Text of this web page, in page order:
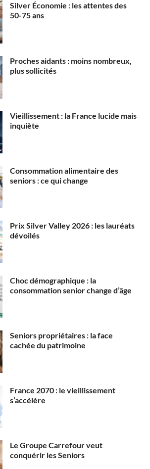
Silver Économie : les attentes des
50-75 ans
Proches aidants : moins nombreux,
plus sollicités
Vieillissement : la France lucide mais
inquiète
Consommation alimentaire des
seniors : ce qui change
Prix Silver Valley 2026 : les lauréats
dévoilés
Choc démographique : la
consommation senior change d’âge
Seniors propriétaires : la face
cachée du patrimoine
France 2070 : le vieillissement
s’accélère
Le Groupe Carrefour veut
conquérir les Seniors